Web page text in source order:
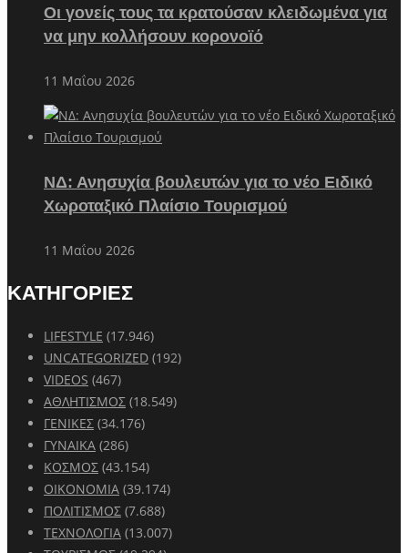
Οι γονείς τους τα κρατούσαν κλειδωμένα για
να μην κολλήσουν κορονοϊό
11 Μαΐου 2026
ΝΔ: Ανησυχία βουλευτών για το νέο Ειδικό
Χωροταξικό Πλαίσιο Τουρισμού
11 Μαΐου 2026
ΚΑΤΗΓΟΡΙΕΣ
LIFESTYLE (17.946)
UNCATEGORIZED (192)
VIDEOS (467)
ΑΘΛΗΤΙΣΜΟΣ (18.549)
ΓΕΝΙΚΕΣ (34.176)
ΓΥΝΑΙΚΑ (286)
ΚΟΣΜΟΣ (43.154)
ΟΙΚΟΝΟΜΙΑ (39.174)
ΠΟΛΙΤΙΣΜΟΣ (7.688)
ΤΕΧΝΟΛΟΓΙΑ (13.007)